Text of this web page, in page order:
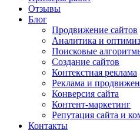
Отзывы
Блог
Продвижение сайтов
Аналитика и
Поисковые
Создание сайтов
Контекстная реклама
Реклама и
Конверсия сайта
Контент-маркетинг
Репутация сайта и
Контакты